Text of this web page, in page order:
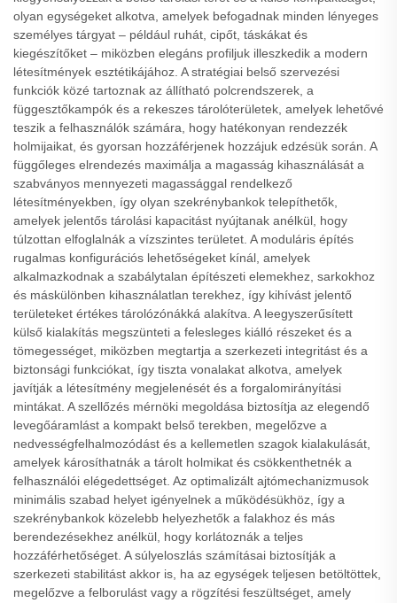
olyan egységeket alkotva, amelyek befogadnak minden lényeges
személyes tárgyat – például ruhát, cipőt, táskákat és
kiegészítőket – miközben elegáns profiljuk illeszkedik a modern
létesítmények esztétikájához. A stratégiai belső szervezési
funkciók közé tartoznak az állítható polcrendszerek, a
függesztőkampók és a rekeszes tárolóterületek, amelyek lehetővé
teszik a felhasználók számára, hogy hatékonyan rendezzék
holmijaikat, és gyorsan hozzáférjenek hozzájuk edzésük során. A
függőleges elrendezés maximálja a magasság kihasználását a
szabványos mennyezeti magassággal rendelkező
létesítményekben, így olyan szekrénybankok telepíthetők,
amelyek jelentős tárolási kapacitást nyújtanak anélkül, hogy
túlzottan elfoglalnák a vízszintes területet. A moduláris építés
rugalmas konfigurációs lehetőségeket kínál, amelyek
alkalmazkodnak a szabálytalan építészeti elemekhez, sarkokhoz
és máskülönben kihasználatlan terekhez, így kihívást jelentő
területeket értékes tárolózónákká alakítva. A leegyszerűsített
külső kialakítás megszünteti a felesleges kiálló részeket és a
tömegességet, miközben megtartja a szerkezeti integritást és a
biztonsági funkciókat, így tiszta vonalakat alkotva, amelyek
javítják a létesítmény megjelenését és a forgalomirányítási
mintákat. A szellőzés mérnöki megoldása biztosítja az elegendő
levegőáramlást a kompakt belső terekben, megelőzve a
nedvességfelhalmozódást és a kellemetlen szagok kialakulását,
amelyek károsíthatnák a tárolt holmikat és csökkenthetnék a
felhasználói elégedettséget. Az optimalizált ajtómechanizmusok
minimális szabad helyet igényelnek a működésükhöz, így a
szekrénybankok közelebb helyezhetők a falakhoz és más
berendezésekhez anélkül, hogy korlátoznák a teljes
hozzáférhetőséget. A súlyeloszlás számításai biztosítják a
szerkezeti stabilitást akkor is, ha az egységek teljesen betöltöttek,
megelőzve a felborulást vagy a rögzítési feszültséget, amely